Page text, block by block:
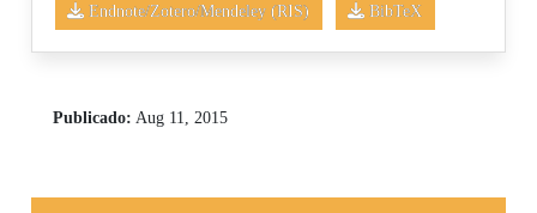
Endnote/Zotero/Mendeley (RIS) BibTeX
Publicado: Aug 11, 2015